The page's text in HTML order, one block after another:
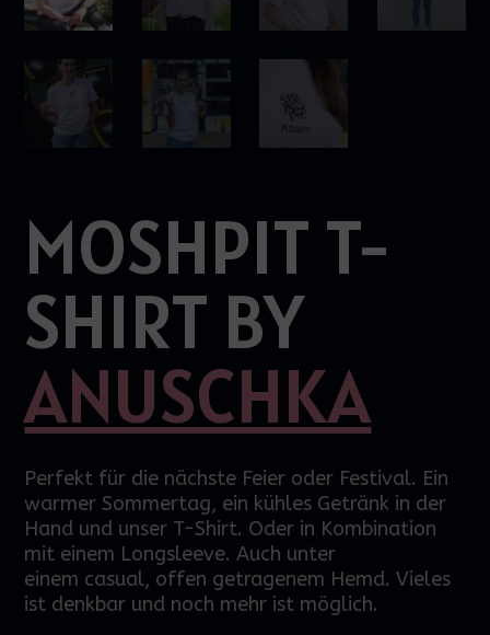
MOSHPIT T-
SHIRT BY
ANUSCHKA
Perfekt für die nächste Feier oder Festival. Ein
warmer Sommertag, ein kühles Getränk in der
Hand und unser T-Shirt. Oder in Kombination
mit einem Longsleeve. Auch unter
einem casual, offen getragenem Hemd. Vieles
ist denkbar und noch mehr ist möglich.